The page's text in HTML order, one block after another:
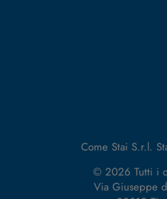
Come Stai S.r.l.
© 2026 Tutti i
Via Giuseppe